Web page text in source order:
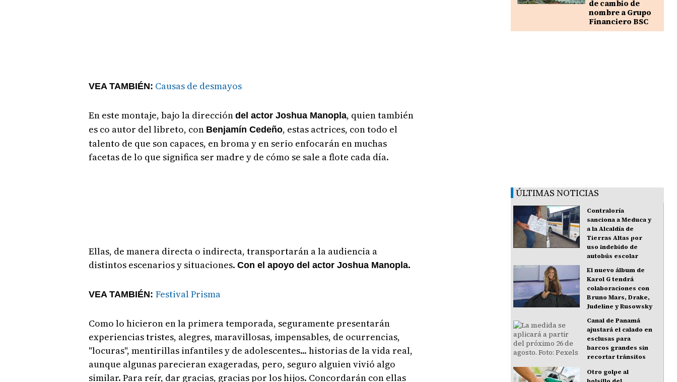
VEA TAMBIÉN: Causas de desmayos
En este montaje, bajo la dirección del actor Joshua Manopla, quien también
es co autor del libreto, con Benjamín Cedeño, estas actrices, con todo el
talento de que son capaces, en broma y en serio enfocarán en muchas
facetas de lo que significa ser madre y de cómo se sale a flote cada día.
Ellas, de manera directa o indirecta, transportarán a la audiencia a
distintos escenarios y situaciones. Con el apoyo del actor Joshua Manopla.
VEA TAMBIÉN: Festival Prisma
Como lo hicieron en la primera temporada, seguramente presentarán
experiencias tristes, alegres, maravillosas, impensables, de ocurrencias,
"locuras", mentirillas infantiles y de adolescentes... historias de la vida real,
aunque algunas parecieran exageradas, pero, seguro alguien vivió algo
similar. Para reír, dar gracias, gracias por los hijos. Concordarán con ellas
de cambio de
nombre a Grupo
Financiero BSC
ÚLTIMAS NOTICIAS
Contraloría
sanciona a Meduca y
a la Alcaldía de
Tierras Altas por
uso indebido de
autobús escolar
El nuevo álbum de
Karol G tendrá
colaboraciones con
Bruno Mars, Drake,
Judeline y Rusowsky
Canal de Panamá
ajustará el calado en
esclusas para
barcos grandes sin
recortar tránsitos
Otro golpe al